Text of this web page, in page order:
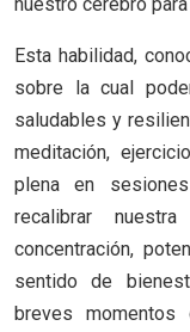
Esta habilidad,
sobre la cual
saludables y
meditación,
plena en
recalibrar
concentración,
sentido de
breves momentos